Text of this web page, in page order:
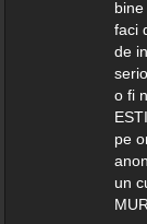
faci
de
o fi
pe
un